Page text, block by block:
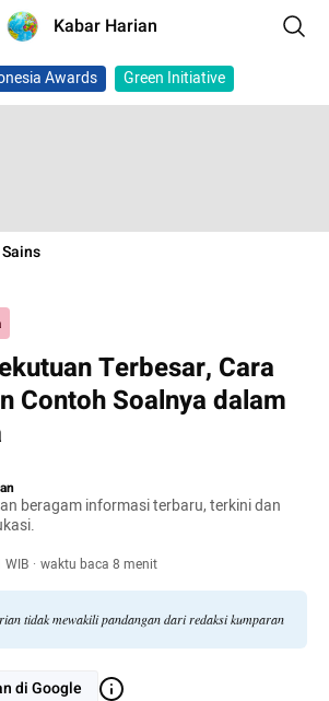
Kabar Harian
Awards Green Initiative
Terbesar, Cara
Contoh Soalnya dalam
beragam informasi terbaru, terkini dan
WIB · waktu baca 8 menit
tidak mewakili pandangan dari redaksi kumparan
di Google